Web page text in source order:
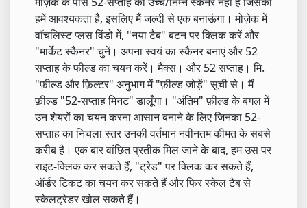
हमें आवश्यकता है, इसलिए मैं जल्दी से एक बनाऊंगा। मोज़ेक में
वॉचलिस्ट प्लस विंडो में, "नया टैब" बटन पर क्लिक करें और
"मार्केट स्कैनर" चुनें। अपना स्‍वयं का स्‍कैनर बनाएं और 52
सप्‍ताह के फील्‍ड का चयन करें। मैक्स। और 52 सप्ताह। मि.
"फ़ील्ड और फ़िल्टर" अनुभाग में "फ़ील्ड जोड़ें" सूची से। मैं
फ़ील्ड "52-सप्ताह मिनट" डालूँगा। "अंतिम" फ़ील्ड के बगल में
उन शेयरों का चयन करना आसान बनाने के लिए जिनका 52-
सप्ताह का निचला स्तर उनकी वर्तमान नवीनतम कीमत के सबसे
करीब है। एक बार वांछित प्रतीक मिल जाने के बाद, हम उस पर
राइट-क्लिक कर सकते हैं, "ट्रेड" पर क्लिक कर सकते हैं,
ऑर्डर टिकट का चयन कर सकते हैं और फिर स्केल टैब से
स्केलट्रेडर खोल सकते हैं।